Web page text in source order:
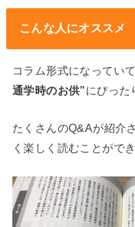
こんな人にオススメ
コラム形式になってい
通学時のお供”にぴった
たくさんのQ&Aが紹介
く楽しく読むことがで